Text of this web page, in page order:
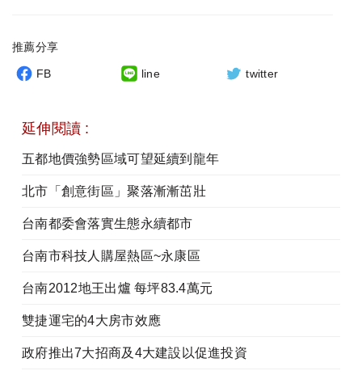
推薦分享
FB line twitter
延伸閱讀 :
五都地價強勢區域可望延續到龍年
北市「創意街區」聚落漸漸茁壯
台南都委會落實生態永續都市
台南市科技人購屋熱區~永康區
台南2012地王出爐 每坪83.4萬元
雙捷運宅的4大房市效應
政府推出7大招商及4大建設以促進投資